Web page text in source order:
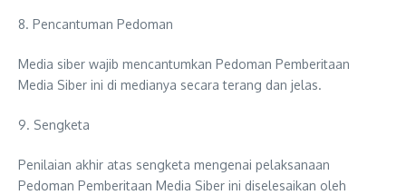
8. Pencantuman Pedoman
Media siber wajib mencantumkan Pedoman Pemberitaan
Media Siber ini di medianya secara terang dan jelas.
9. Sengketa
Penilaian akhir atas sengketa mengenai pelaksanaan
Pedoman Pemberitaan Media Siber ini diselesaikan oleh